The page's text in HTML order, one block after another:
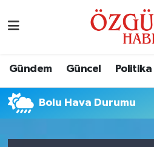
Gündem Güncel Politika
Bolu Hava Durumu
Eğitim
Ekonomi
Nöbetçi Eczaneler
Namaz Vakitleri
Trafik Durumu